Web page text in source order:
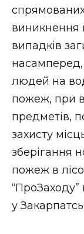
виникнення
випадків
насамперед,
людей на
пожеж, при
предметів,
захисту
зберігання
пожеж в
у